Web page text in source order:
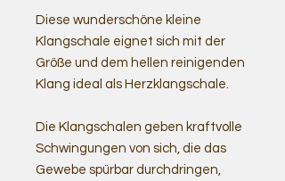
Diese wunderschöne kleine
Klangschale eignet sich mit der
Größe und dem hellen reinigenden
Klang ideal als Herzklangschale.
Die Klangschalen geben kraftvolle
Schwingungen von sich, die das
Gewebe spürbar durchdringen,